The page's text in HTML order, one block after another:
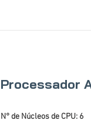
Processador
N° de Núcleos de CPU: 6